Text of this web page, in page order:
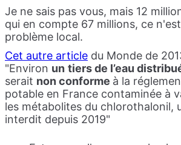
Je ne sais pas vous, mais 12
qui en compte 67 millions, ce
problème local.
Cet autre article du Monde de
"Environ un tiers de l’eau
serait non conforme à la
potable en France contaminée à
les métabolites du chlorothalonil,
interdit depuis 2019"